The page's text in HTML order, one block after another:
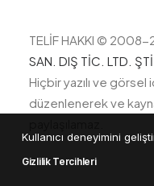
TELİF HAKKI © 2008-
SAN. DIŞ TİC. LTD. ŞTİ
Hiçbir yazılı ve görsel
düzenlenerek ve
Kullanıcı deneyimini
Gizlilik Tercihleri